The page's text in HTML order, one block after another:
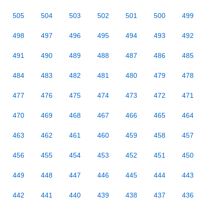
505 504 503 502 501 500 499
498 497 496 495 494 493 492
491 490 489 488 487 486 485
484 483 482 481 480 479 478
477 476 475 474 473 472 471
470 469 468 467 466 465 464
463 462 461 460 459 458 457
456 455 454 453 452 451 450
449 448 447 446 445 444 443
442 441 440 439 438 437 436